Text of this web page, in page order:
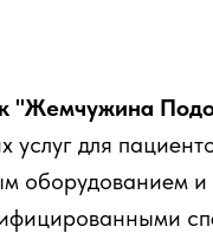
"Жемчужина
услуг для
оборудованием и